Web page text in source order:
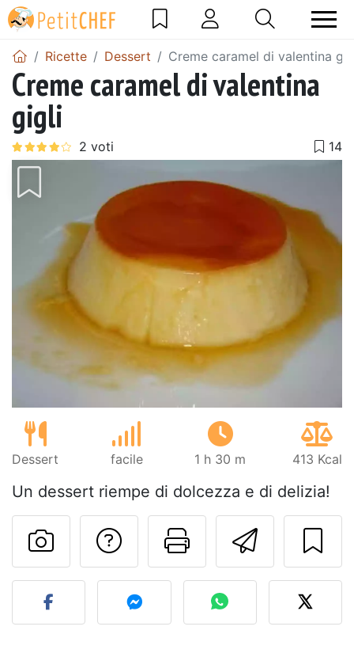
Ricette Dessert Creme caramel di valentina
Creme caramel di valentina
gigli
Dessert facile 1 h 30 m 413 Kcal
Un dessert riempe di dolcezza e di delizia!
Invia
Stampa la
Contatta l'autore
Pubblica la foto di